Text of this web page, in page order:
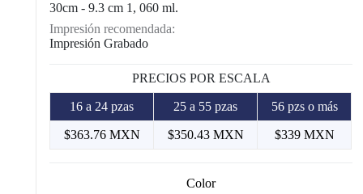
30cm - 9.3 cm 1, 060 ml.
Impresión recomendada:
Impresión Grabado
PRECIOS POR ESCALA
16 a 24 pzas 25 a 55 pzas 56 pzs o más
$363.76 MXN $350.43 MXN $339 MXN
Color